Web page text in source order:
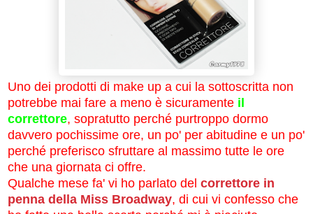
Uno dei prodotti di make up a cui la sottoscritta non
potrebbe mai fare a meno è sicuramente il
correttore, sopratutto perché purtroppo dormo
davvero pochissime ore, un po' per abitudine e un po'
perché preferisco sfruttare al massimo tutte le ore
che una giornata ci offre.
Qualche mese fa' vi ho parlato del correttore in
penna della Miss Broadway, di cui vi confesso che